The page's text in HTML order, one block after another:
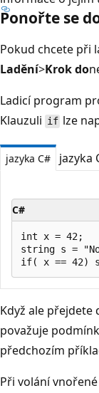
Ponořte se
Pokud chcete při
Ladění>Krok do
Ladicí program
Klauzuli if lze
jazyka C# jazyka
C#
int x = 42;
string s =
Když ale
považuje
předchozím
Při volání